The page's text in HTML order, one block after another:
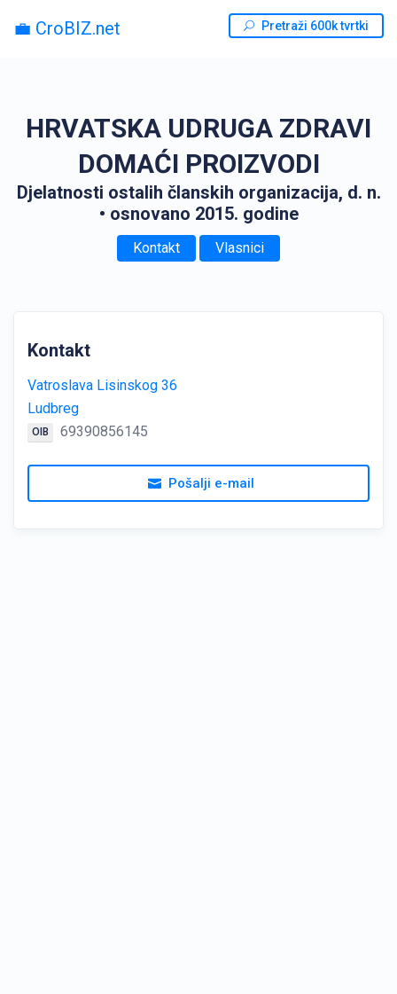
💼 CroBIZ.net Pretraži 600k tvrtki
HRVATSKA UDRUGA ZDRAVI
DOMAĆI PROIZVODI
Djelatnosti ostalih članskih organizacija, d. n.
• osnovano 2015. godine
Kontakt Vlasnici
Kontakt
Vatroslava Lisinskog 36
Ludbreg
OIB 69390856145
Pošalji e-mail